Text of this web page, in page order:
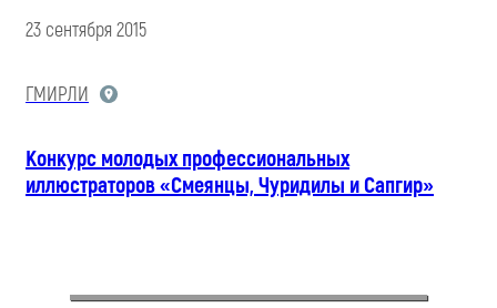
23 сентября 2015
ГМИРЛИ
Конкурс молодых профессиональных
иллюстраторов «Смеянцы, Чуридилы и Сапгир»